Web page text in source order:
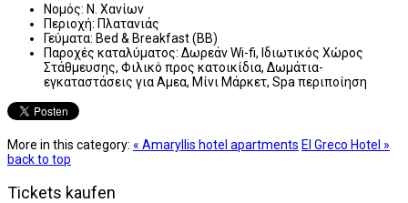
Νομός: Ν. Χανίων
Περιοχή: Πλατανιάς
Γεύματα: Bed & Breakfast (BB)
Παροχές καταλύματος: Δωρεάν Wi-fi, Ιδιωτικός Χώρος
Στάθμευσης, Φιλικό προς κατοικίδια, Δωμάτια-
εγκαταστάσεις για Αμεα, Μίνι Μάρκετ, Spa περιποίηση
More in this category: « Amaryllis hotel apartments El Greco Hotel »
back to top
Tickets kaufen